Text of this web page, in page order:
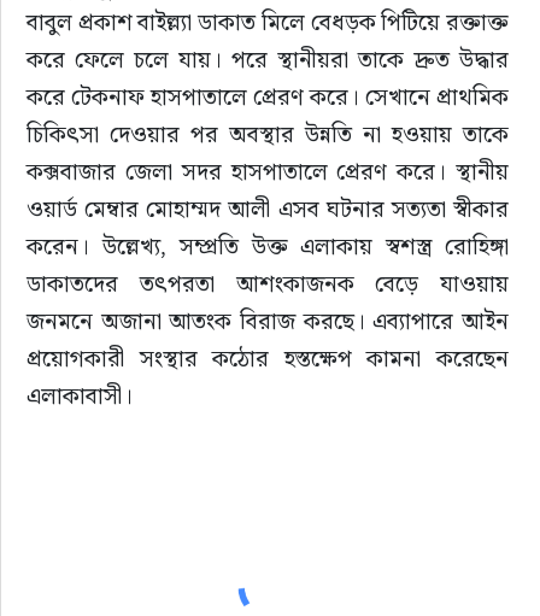
বাবুল প্রকাশ বাইল্ল্যা ডাকাত মিলে বেধড়ক পিটিয়ে রক্তাক্ত
করে ফেলে চলে যায়। পরে স্থানীয়রা তাকে দ্রুত উদ্ধার
করে টেকনাফ হাসপাতালে প্রেরণ করে। সেখানে প্রাথমিক
চিকিৎসা দেওয়ার পর অবস্থার উন্নতি না হওয়ায় তাকে
কক্সবাজার জেলা সদর হাসপাতালে প্রেরণ করে। স্থানীয়
ওয়ার্ড মেম্বার মোহাম্মদ আলী এসব ঘটনার সত্যতা স্বীকার
করেন। উল্লেখ্য, সম্প্রতি উক্ত এলাকায় স্বশস্ত্র রোহিঙ্গা
ডাকাতদের তৎপরতা আশংকাজনক বেড়ে যাওয়ায়
জনমনে অজানা আতংক বিরাজ করছে। এব্যাপারে আইন
প্রয়োগকারী সংস্থার কঠোর হস্তক্ষেপ কামনা করেছেন
এলাকাবাসী।